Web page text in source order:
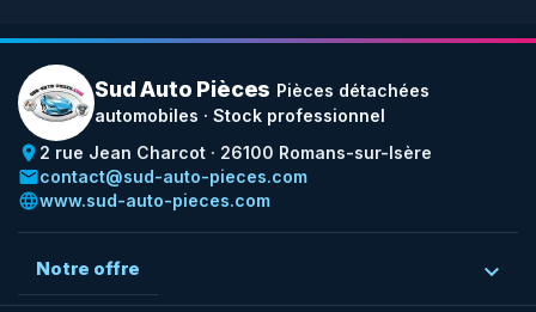
Sud Auto Pièces Pièces détachées
automobiles · Stock professionnel
place 2 rue Jean Charcot · 26100 Romans-sur-Isère
emailcontact@sud-auto-pieces.com
languagewww.sud-auto-pieces.com
Notre offre 